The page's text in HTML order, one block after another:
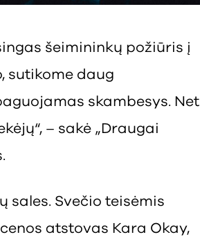
šeimininkų požiūris į
sutikome daug
skambesys. Net
– sakė „Draugai
sales. Svečio teisėmis
atstovas Kara Okay,